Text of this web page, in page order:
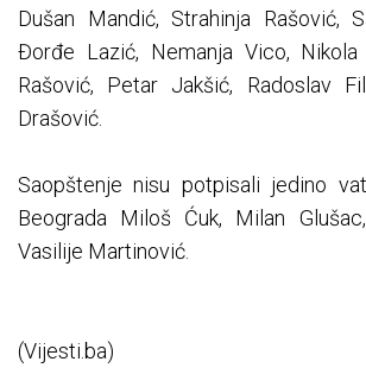
Dušan Mandić, Strahinja Rašović,
Đorđe Lazić, Nemanja Vico,
Rašović, Petar Jakšić, Radoslav
Drašović.
Saopštenje nisu potpisali jedino
Beograda Miloš Ćuk, Milan
Vasilije Martinović.
(Vijesti.ba)